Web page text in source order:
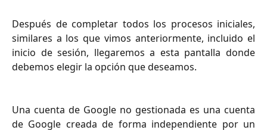
Después de completar todos los procesos iniciales,
similares a los que vimos anteriormente, incluido el
inicio de sesión, llegaremos a esta pantalla donde
debemos elegir la opción que deseamos.
Una cuenta de Google no gestionada es una cuenta
de Google creada de forma independiente por un